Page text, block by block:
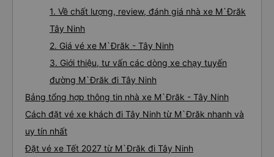
1. Về chất lượng, review, đánh giá nhà xe M`Đrăk
Tây Ninh
2. Giá vé xe M`Đrăk - Tây Ninh
3. Giới thiệu, tư vấn các dòng xe chạy tuyến
đường M`Đrăk đi Tây Ninh
Bảng tổng hợp thông tin nhà xe M`Đrăk - Tây Ninh
Cách đặt vé xe khách đi Tây Ninh từ M`Đrăk nhanh và
uy tín nhất
Đặt vé xe Tết 2027 từ M`Đrăk đi Tây Ninh